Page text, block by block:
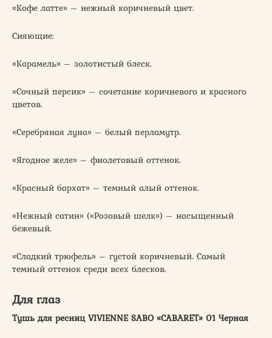
«Кофе латте» – нежный коричневый цвет.
Сияющие:
«Карамель» – золотистый блеск.
«Сочный персик» – сочетание коричневого и красного
цветов.
«Серебряная луна» – белый перламутр.
«Ягодное желе» – фиолетовый оттенок.
«Красный бархат» – темный алый оттенок.
«Нежный сатин» («Розовый шелк») – насыщенный
бежевый.
«Сладкий трюфель» – густой коричневый. Самый
темный оттенок среди всех блесков.
Для глаз
Тушь для ресниц VIVIENNE SABO «CABARET» 01 Черная